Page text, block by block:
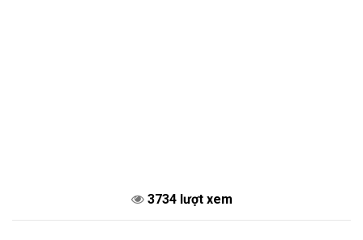
3734 lượt xem